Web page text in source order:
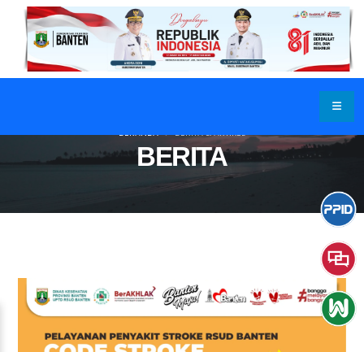
BERITA
BERANDA BERITA & ARTIKEL